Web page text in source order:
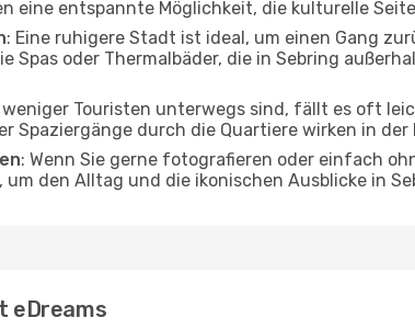
eine entspannte Möglichkeit, die kulturelle
: Eine ruhigere Stadt ist ideal, um einen Gang
Spas oder Thermalbäder, die in Sebring
weniger Touristen unterwegs sind, fällt es oft
Spaziergänge durch die Quartiere wirken in der
: Wenn Sie gerne fotografieren oder einfach
den Alltag und die ikonischen Ausblicke in
eDreams